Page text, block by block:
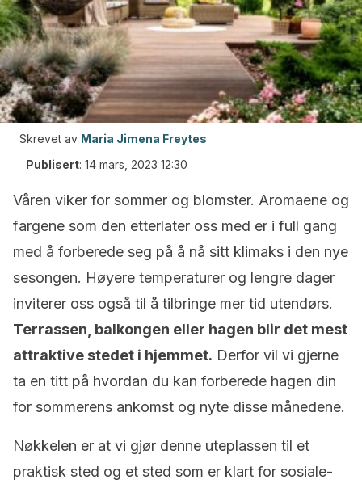
Skrevet av Maria Jimena Freytes
Publisert: 14 mars, 2023 12:30
Våren viker for sommer og blomster. Aromaene og
fargene som den etterlater oss med er i full gang
med å forberede seg på å nå sitt klimaks i den nye
sesongen. Høyere temperaturer og lengre dager
inviterer oss også til å tilbringe mer tid utendørs.
Terrassen, balkongen eller hagen blir det mest
attraktive stedet i hjemmet. Derfor vil vi gjerne
ta en titt på hvordan du kan forberede hagen din
for sommerens ankomst og nyte disse månedene.
Nøkkelen er at vi gjør denne uteplassen til et
praktisk sted og et sted som er klart for sosiale-